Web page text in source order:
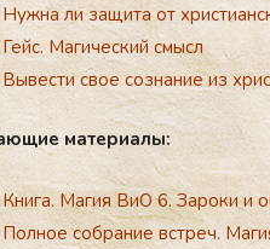
Нужна ли защита от
Гейс. Магический смысл
Вывести свое сознание из
ма­те­ри­алы:
Книга. Магия ВиО 6. Зароки и
Полное собрание встреч.